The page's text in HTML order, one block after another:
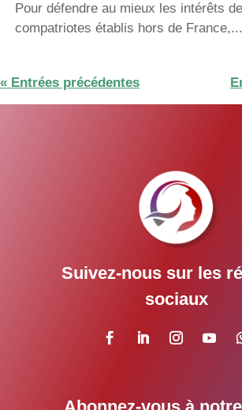
Pour défendre au mieux les intérêts
compatriotes établis hors de France,...
« Entrées précédentes
Suivez-nous sur les
sociaux